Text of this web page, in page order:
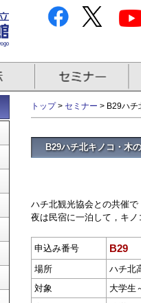
トップ> セミナー > B29ハチ
B29ハチ北キノコ・木
ハチ北観光協会との共催
夜は民宿に一泊して，キ
申込み番号 B29
場所
ハチ北
対象
大学生